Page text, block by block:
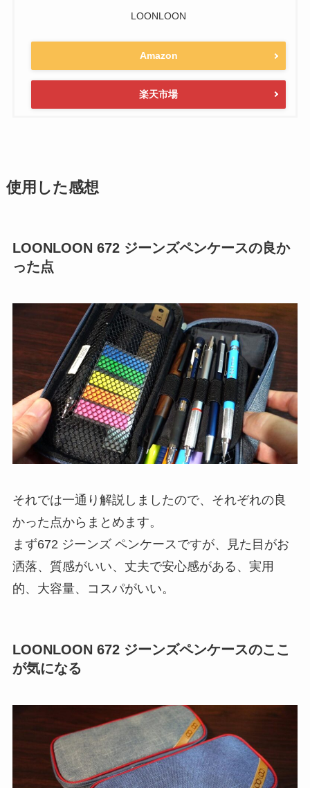
LOONLOON
Amazon
楽天市場
使用した感想
LOONLOON 672 ジーンズペンケースの良か
った点
それでは一通り解説しましたので、それぞれの良
かった点からまとめます。
まず672 ジーンズ ペンケースですが、
見た目がお
洒落、質感がいい、丈夫で安心感がある、実用
的、大容量、コスパがいい。
LOONLOON 672 ジーンズペンケースのここ
が気になる